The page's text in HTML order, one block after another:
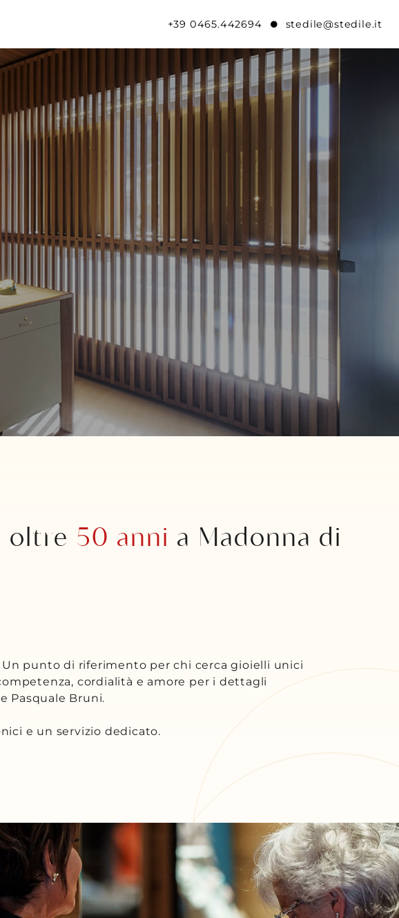
+39 0465.442694 stedile@stedile.it
oltre 50 anni a Madonna di
Un punto di riferimento per chi cerca gioielli unici
cordialità e amore per i dettagli
Pasquale Bruni.
e un servizio dedicato.